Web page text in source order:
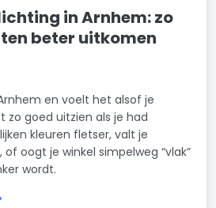
in Arnhem: zo
beter uitkomen
en voelt het alsof je
goed uitzien als je had
kleuren fletser, valt je
oogt je winkel simpelweg “vlak”
wordt.